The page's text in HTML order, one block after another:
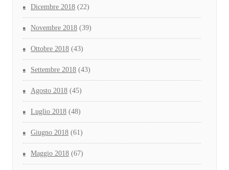
Dicembre 2018 (22)
Novembre 2018 (39)
Ottobre 2018 (43)
Settembre 2018 (43)
Agosto 2018 (45)
Luglio 2018 (48)
Giugno 2018 (61)
Maggio 2018 (67)